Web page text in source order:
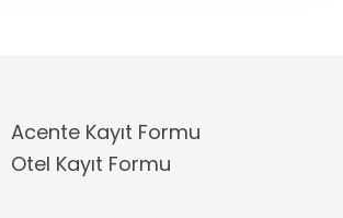
Acente Kayıt Formu
Otel Kayıt Formu